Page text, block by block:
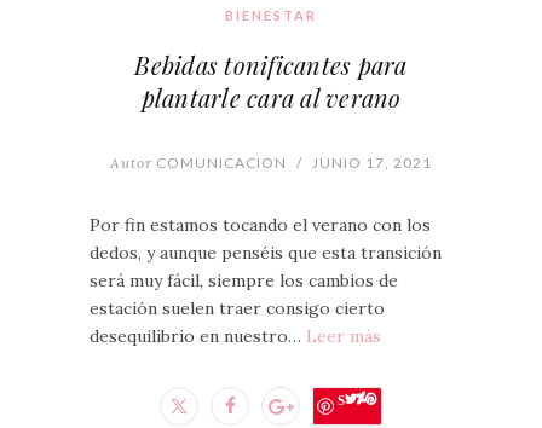
BIENESTAR
Bebidas tonificantes para
plantarle cara al verano
Autor COMUNICACION / JUNIO 17, 2021
Por fin estamos tocando el verano con los
dedos, y aunque penséis que esta transición
será muy fácil, siempre los cambios de
estación suelen traer consigo cierto
desequilibrio en nuestro… Leer más
Save